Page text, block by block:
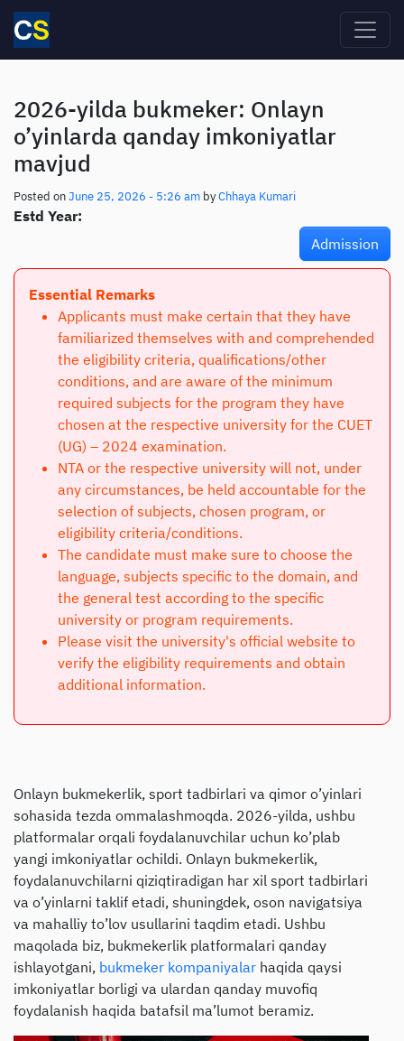
Skip to main content
2026-yilda bukmeker: Onlayn
o’yinlarda qanday imkoniyatlar
mavjud
Posted onJune 25, 2026 - 5:26 am byChhaya Kumari
Estd Year:
Admission
Essential Remarks
Applicants must make certain that they have
familiarized themselves with and comprehended
the eligibility criteria, qualifications/other
conditions, and are aware of the minimum
required subjects for the program they have
chosen at the respective university for the CUET
(UG) – 2024 examination.
NTA or the respective university will not, under
any circumstances, be held accountable for the
selection of subjects, chosen program, or
eligibility criteria/conditions.
The candidate must make sure to choose the
language, subjects specific to the domain, and
the general test according to the specific
university or program requirements.
Please visit the university's official website to
verify the eligibility requirements and obtain
additional information.
Onlayn bukmekerlik, sport tadbirlari va qimor o’yinlari
sohasida tezda ommalashmoqda. 2026-yilda, ushbu
platformalar orqali foydalanuvchilar uchun ko’plab
yangi imkoniyatlar ochildi. Onlayn bukmekerlik,
foydalanuvchilarni qiziqtiradigan har xil sport tadbirlari
va o’yinlarni taklif etadi, shuningdek, oson navigatsiya
va mahalliy to’lov usullarini taqdim etadi. Ushbu
maqolada biz, bukmekerlik platformalari qanday
ishlayotgani, bukmeker kompaniyalar haqida qaysi
imkoniyatlar borligi va ulardan qanday muvofiq
foydalanish haqida batafsil ma’lumot beramiz.